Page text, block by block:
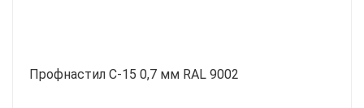
Профнастил С-15 0,7 мм RAL 9002